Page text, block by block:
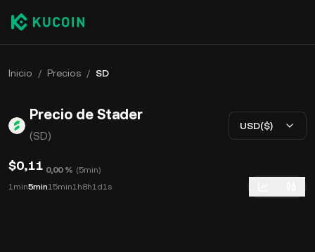
Inicio / Precios / SD
Precio de Stader
(SD)
USD($)
$0,11 0,00 % (5min)
1min5min15min1h8h1d1s